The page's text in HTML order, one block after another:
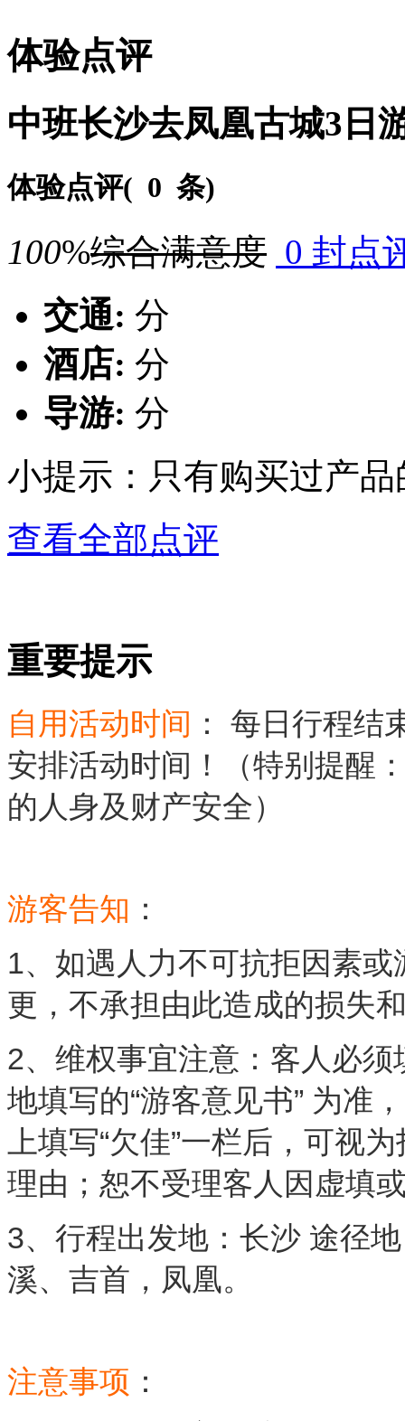
体验点评
中班长沙去凤凰古城3日
体验点评( 0 条)
100%综合满意度 0 封点
交通: 分
酒店: 分
导游: 分
小提示：只有购买过产
查看全部点评
重要提示
自用活动时间 ： 每日行程结
安排活动时间！（特别提醒
的人身及财产安全）
游客告知 ：
1、如遇人力不可抗拒因素
更，不承担由此造成的损失
2、维权事宜注意：客人必须
地填写的“游客意见书” 为准
上填写“欠佳”一栏后，可视
理由；恕不受理客人因虚填
3、行程出发地：长沙 途径
溪、吉首，凤凰。
注意事项 ：